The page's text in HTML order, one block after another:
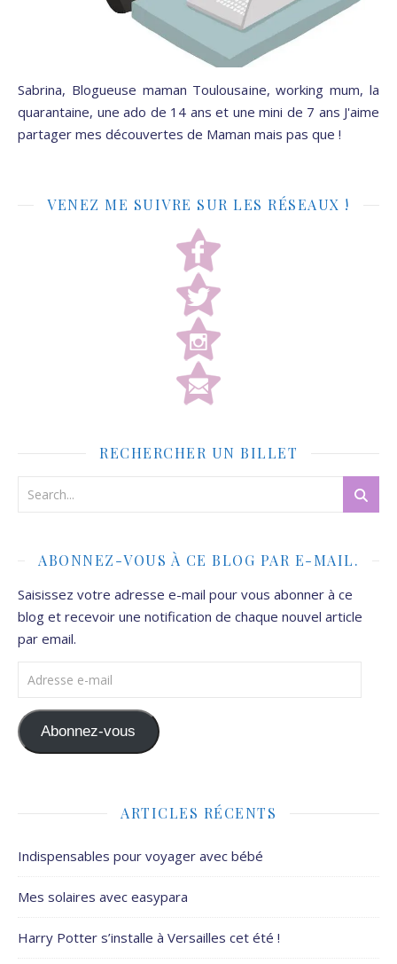
Sabrina, Blogueuse maman Toulousaine, working mum, la
quarantaine, une ado de 14 ans et une mini de 7 ans J'aime
partager mes découvertes de Maman mais pas que !
VENEZ ME SUIVRE SUR LES RÉSEAUX !
RECHERCHER UN BILLET
ABONNEZ-VOUS À CE BLOG PAR E-MAIL.
Saisissez votre adresse e-mail pour vous abonner à ce
blog et recevoir une notification de chaque nouvel article
par email.
Adresse e-mail
Abonnez-vous
ARTICLES RÉCENTS
Indispensables pour voyager avec bébé
Mes solaires avec easypara
Harry Potter s’installe à Versailles cet été !